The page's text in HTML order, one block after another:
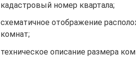
кадастровый номер квартала;
схематичное отображение
комнат;
техническое описание размера